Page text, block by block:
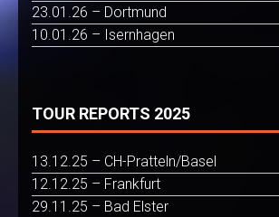
23.01.26 – Dortmund
10.01.26 – Isernhagen
TOUR REPORTS 2025
13.12.25 – CH-Pratteln/Basel
12.12.25 – Frankfurt
29.11.25 – Bad Elster